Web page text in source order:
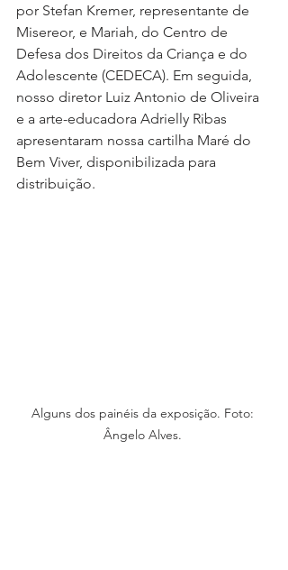
por Stefan Kremer, representante de
Misereor, e Mariah, do Centro de
Defesa dos Direitos da Criança e do
Adolescente (CEDECA). Em seguida,
nosso diretor Luiz Antonio de Oliveira
e a arte-educadora Adrielly Ribas
apresentaram nossa cartilha Maré do
Bem Viver, disponibilizada para
distribuição.
Alguns dos painéis da exposição. Foto:
Ângelo Alves.